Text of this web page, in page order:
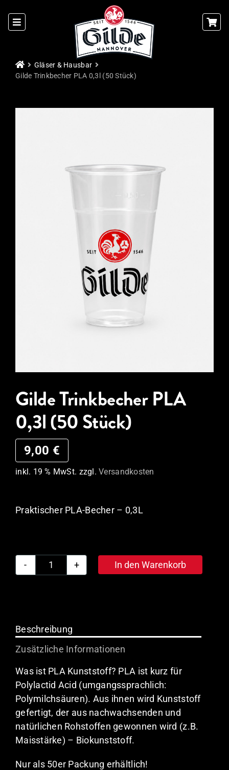
content
Gläser & Hausbar
Gilde Trinkbecher PLA 0,3l (50 Stück)
Gilde Trinkbecher PLA
0,3l (50 Stück)
9,00 €
inkl. 19 % MwSt. zzgl.Versandkosten
Praktischer PLA-Becher – 0,3L
Gilde
(50
Stück)
Menge
In den Warenkorb
Beschreibung
Zusätzliche Informationen
Was ist PLA Kunststoff? PLA ist kurz für
Polylactid Acid (umgangssprachlich:
Polymilchsäuren). Aus ihnen wird Kunststoff
gefertigt, der aus nachwachsenden und
natürlichen Rohstoffen gewonnen wird (z.B.
Maisstärke) – Biokunststoff.
Nur als 50er Packung erhältlich!